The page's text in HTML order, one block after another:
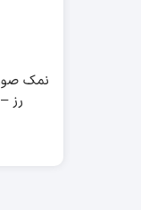
رز – kitchen rose